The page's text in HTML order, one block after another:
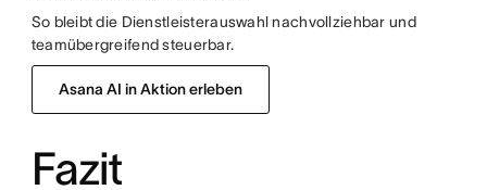
So bleibt die Dienstleisterauswahl nachvollziehbar und
teamübergreifend steuerbar.
Asana AI in Aktion erleben
Fazit